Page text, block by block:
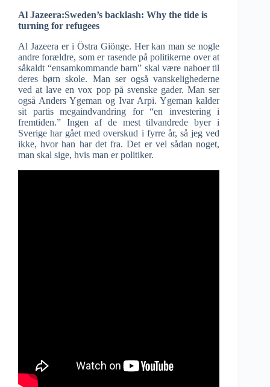
Al Jazeera:Sweden’s backlash: Why the tide is
turning for refugees
Al Jazeera er i Östra Giönge. Her kan man se nogle
andre forældre, som er rasende på politikerne over at
såkaldt “ensamkommande barn” skal være naboer til
deres børn skole. Man ser også vanskelighederne
ved at lave en vox pop på svenske gader. Man ser
også Anders Ygeman og Ivar Arpi. Ygeman kalder
sit partis megaindvandring for “en investering i
fremtiden.” Ingen af de mest tilvandrede byer i
Sverige har gået med overskud i fyrre år, så jeg ved
ikke, hvor han har det fra. Det er vel sådan noget,
man skal sige, hvis man er politiker.